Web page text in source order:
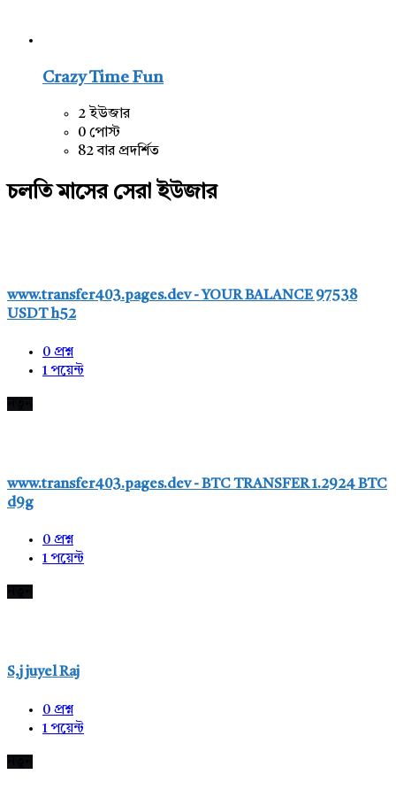
Crazy Time Fun
2 ইউজার
0 পোস্ট
82 বার প্রদর্শিত
চলতি মাসের সেরা ইউজার
www.transfer403.pages.dev - YOUR BALANCE 97538
USDT h52
0 প্রশ্ন
1পয়েন্ট
www.transfer403.pages.dev - BTC TRANSFER 1.2924 BTC
d9g
0 প্রশ্ন
1পয়েন্ট
S,j juyel Raj
0 প্রশ্ন
1পয়েন্ট